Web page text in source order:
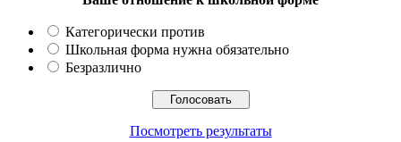
Категорически против
Школьная форма нужна обязательно
Безразлично
Посмотреть результаты